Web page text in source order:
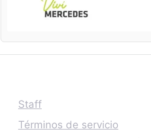
Staff
Términos de servicio